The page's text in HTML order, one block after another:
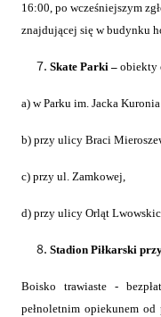
16:00, po wcześniejszym
znajdującej się w budynku
Skate Parki – obiekty
a) w Parku im. Jacka
b) przy ulicy Braci
c) przy ul. Zamkowej,
d) przy ulicy Orląt
Stadion Piłkarski
Boisko trawiaste -
pełnoletnim opiekunem